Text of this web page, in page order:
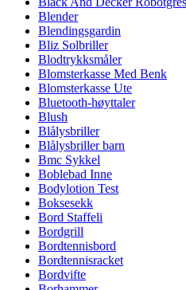
Blender
Blendingsgardin
Bliz Solbriller
Blodtrykksmåler
Blomsterkasse Med Benk
Blomsterkasse Ute
Bluetooth-høyttaler
Blush
Blålysbriller
Blålysbriller barn
Bmc Sykkel
Boblebad Inne
Bodylotion Test
Boksesekk
Bord Staffeli
Bordgrill
Bordtennisbord
Bordtennisracket
Bordvifte